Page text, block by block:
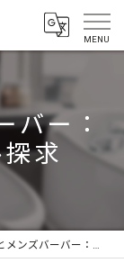
バー：
求
ーバー：異文化のスタイル探求